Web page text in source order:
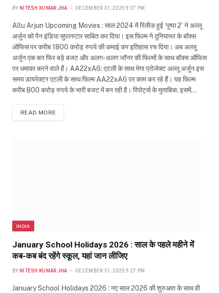
BY NITESH KUMAR JHA DECEMBER 31, 2025 9:37 PM
Allu Arjun Upcoming Movies : साल 2024 में रिलीज़ हुई ‘पुष्पा 2’ ने अल्लू
अर्जुन को पैन इंडिया सुपरस्टार साबित कर दिया। इस फिल्म ने दुनियाभर के बॉक्स
ऑफिस पर करीब 1800 करोड़ रुपये की कमाई कर इतिहास रच दिया। अब अल्लू
अर्जुन एक बार फिर बड़े बजट और अलग-अलग जॉनर की फिल्मों के साथ बॉक्स ऑफिस
पर धमाका करने वाले हैं। AA22xA6: एटली के साथ मेगा प्रोजेक्ट अल्लू अर्जुन इस
समय डायरेक्टर एटली के साथ फिल्म AA22xA6 पर काम कर रहे हैं। यह फिल्म
करीब 800 करोड़ रुपये के भारी बजट में बन रही है। रिपोर्ट्स के मुताबिक, इसमें…
READ MORE
INDIA
January School Holidays 2026 : साल के पहले महीने में
कब-कब बंद रहेंगे स्कूल, यहां जान लीजिए
BY NITESH KUMAR JHA DECEMBER 31, 2025 9:27 PM
January School Holidays 2026 : नए साल 2026 की शुरुआत के साथ ही